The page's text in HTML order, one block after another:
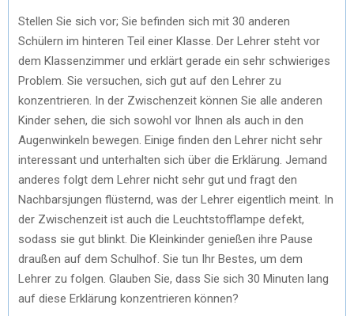
Stellen Sie sich vor; Sie befinden sich mit 30 anderen
Schülern im hinteren Teil einer Klasse. Der Lehrer steht vor
dem Klassenzimmer und erklärt gerade ein sehr schwieriges
Problem. Sie versuchen, sich gut auf den Lehrer zu
konzentrieren. In der Zwischenzeit können Sie alle anderen
Kinder sehen, die sich sowohl vor Ihnen als auch in den
Augenwinkeln bewegen. Einige finden den Lehrer nicht sehr
interessant und unterhalten sich über die Erklärung. Jemand
anderes folgt dem Lehrer nicht sehr gut und fragt den
Nachbarsjungen flüsternd, was der Lehrer eigentlich meint. In
der Zwischenzeit ist auch die Leuchtstofflampe defekt,
sodass sie gut blinkt. Die Kleinkinder genießen ihre Pause
draußen auf dem Schulhof. Sie tun Ihr Bestes, um dem
Lehrer zu folgen. Glauben Sie, dass Sie sich 30 Minuten lang
auf diese Erklärung konzentrieren können?